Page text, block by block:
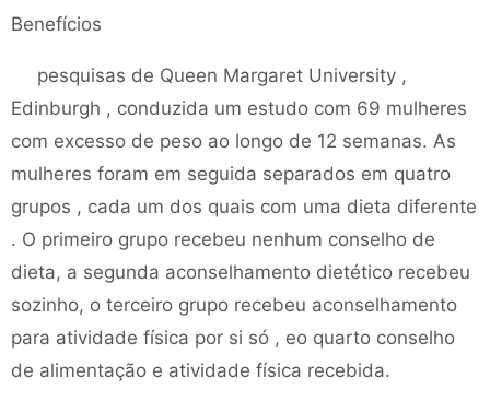
Benefícios
pesquisas de Queen Margaret University ,
Edinburgh , conduzida um estudo com 69 mulheres
com excesso de peso ao longo de 12 semanas. As
mulheres foram em seguida separados em quatro
grupos , cada um dos quais com uma dieta diferente
. O primeiro grupo recebeu nenhum conselho de
dieta, a segunda aconselhamento dietético recebeu
sozinho, o terceiro grupo recebeu aconselhamento
para atividade física por si só , eo quarto conselho
de alimentação e atividade física recebida.